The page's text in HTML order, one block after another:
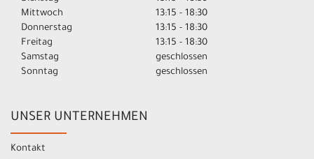
Mittwoch
13:15 - 18:30
Donnerstag
13:15 - 18:30
Freitag
13:15 - 18:30
Samstag
geschlossen
Sonntag
geschlossen
UNSER UNTERNEHMEN
Kontakt